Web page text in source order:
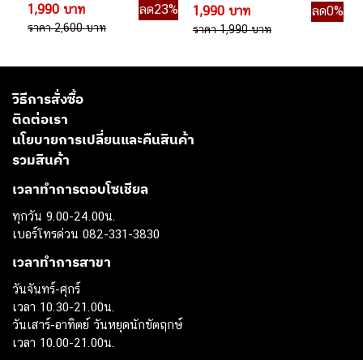
1,990 บาท
ลด23%
ราคา 2,600 บาท
ไมโครโฟนคอนเดนเซอร์
1,990 บาท ลด0%
ราคา 1,990 บาท
วิธีการสั่งซื้อ
ติดต่อเรา
นโยบายการเปลี่ยนและคืนสินค้า
รวมสินค้า
เวลาทำการตอบโซเชียล
ทุกวัน 9.00-24.00น.
เบอร์โทรด่วน 082-331-3830
เวลาทำการสาขา
วันจันทร์-ศุกร์
เวลา 10.30-21.00น.
วันเสาร์-อาทิตย์ วันหยุดนักขัตฤกษ์
เวลา 10.00-21.00น.